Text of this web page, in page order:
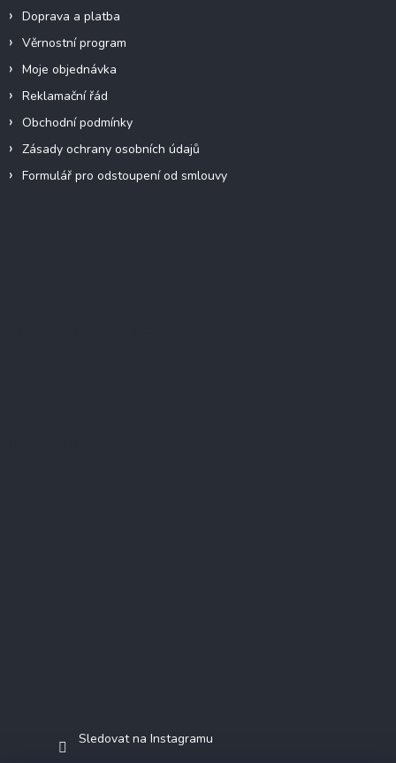
Doprava a platba
Věrnostní program
Moje objednávka
Reklamační řád
Obchodní podmínky
Zásady ochrany osobních údajů
Formulář pro odstoupení od smlouvy
Sledovat na Instagramu